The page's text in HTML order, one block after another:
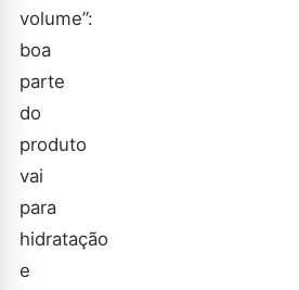
volume”:
boa
parte
do
produto
vai
para
hidratação
e